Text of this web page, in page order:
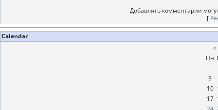
Добавлять комментарии
[
Calendar
«
Пн
3
10
17